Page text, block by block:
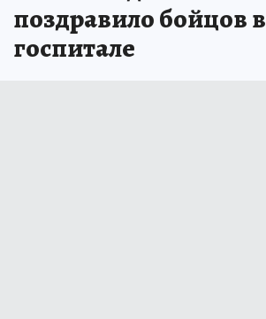
поздравило бойцов в
госпитале